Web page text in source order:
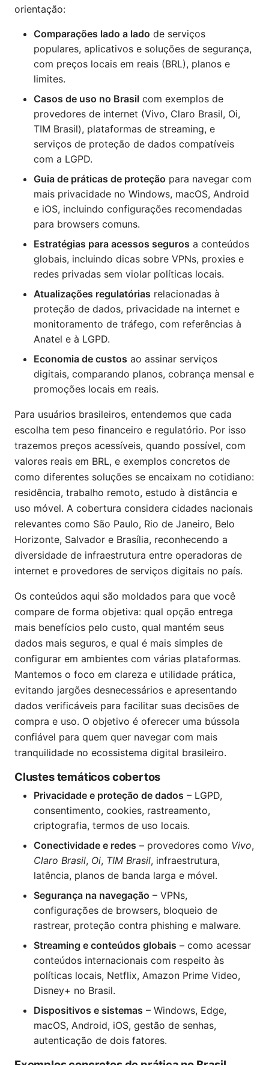
orientação:
Comparações lado a lado de serviços
populares, aplicativos e soluções de segurança,
com preços locais em reais (BRL), planos e
limites.
Casos de uso no Brasil com exemplos de
provedores de internet (Vivo, Claro Brasil, Oi,
TIM Brasil), plataformas de streaming, e
serviços de proteção de dados compatíveis
com a LGPD.
Guia de práticas de proteção para navegar com
mais privacidade no Windows, macOS, Android
e iOS, incluindo configurações recomendadas
para browsers comuns.
Estratégias para acessos seguros a conteúdos
globais, incluindo dicas sobre VPNs, proxies e
redes privadas sem violar políticas locais.
Atualizações regulatórias relacionadas à
proteção de dados, privacidade na internet e
monitoramento de tráfego, com referências à
Anatel e à LGPD.
Economia de custos ao assinar serviços
digitais, comparando planos, cobrança mensal e
promoções locais em reais.
Para usuários brasileiros, entendemos que cada
escolha tem peso financeiro e regulatório. Por isso
trazemos preços acessíveis, quando possível, com
valores reais em BRL, e exemplos concretos de
como diferentes soluções se encaixam no cotidiano:
residência, trabalho remoto, estudo à distância e
uso móvel. A cobertura considera cidades nacionais
relevantes como São Paulo, Rio de Janeiro, Belo
Horizonte, Salvador e Brasília, reconhecendo a
diversidade de infraestrutura entre operadoras de
internet e provedores de serviços digitais no país.
Os conteúdos aqui são moldados para que você
compare de forma objetiva: qual opção entrega
mais benefícios pelo custo, qual mantém seus
dados mais seguros, e qual é mais simples de
configurar em ambientes com várias plataformas.
Mantemos o foco em clareza e utilidade prática,
evitando jargões desnecessários e apresentando
dados verificáveis para facilitar suas decisões de
compra e uso. O objetivo é oferecer uma bússola
confiável para quem quer navegar com mais
tranquilidade no ecossistema digital brasileiro.
Clustes temáticos cobertos
Privacidade e proteção de dados – LGPD,
consentimento, cookies, rastreamento,
criptografia, termos de uso locais.
Conectividade e redes – provedores como Vivo,
Claro Brasil, Oi, TIM Brasil, infraestrutura,
latência, planos de banda larga e móvel.
Segurança na navegação – VPNs,
configurações de browsers, bloqueio de
rastrear, proteção contra phishing e malware.
Streaming e conteúdos globais – como acessar
conteúdos internacionais com respeito às
políticas locais, Netflix, Amazon Prime Video,
Disney+ no Brasil.
Dispositivos e sistemas – Windows, Edge,
macOS, Android, iOS, gestão de senhas,
autenticação de dois fatores.